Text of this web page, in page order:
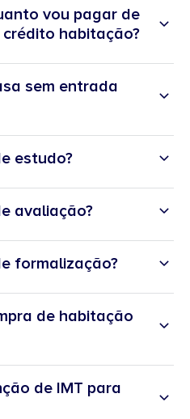
vou pagar de
habitação?
sem entrada
estudo?
avaliação?
formalização?
de habitação
de IMT para